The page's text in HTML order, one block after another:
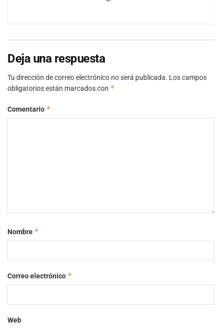
Deja una respuesta
Tu dirección de correo electrónico no será publicada. Los campos
obligatorios están marcados con *
Comentario *
Nombre *
Correo electrónico *
Web